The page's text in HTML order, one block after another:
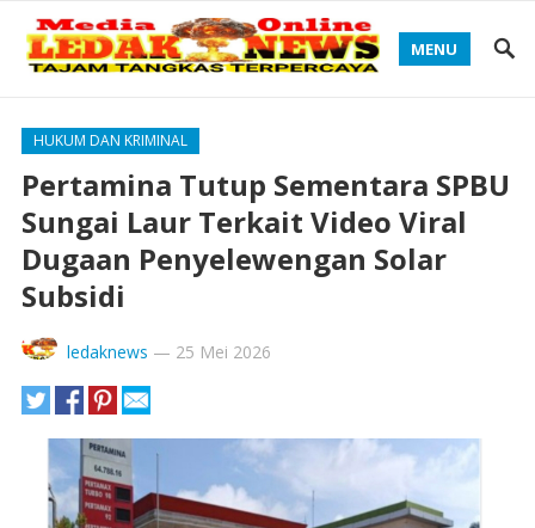
MENU
HUKUM DAN KRIMINAL
Pertamina Tutup Sementara SPBU
Sungai Laur Terkait Video Viral
Dugaan Penyelewengan Solar
Subsidi
ledaknews — 25 Mei 2026